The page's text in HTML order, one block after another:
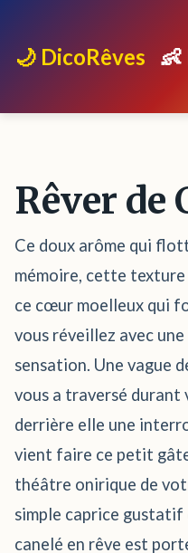
🌙 DicoRêves 👶
Rêver de
Ce doux arôme qui
mémoire, cette
ce cœur moelleux qui
vous réveillez avec
sensation. Une vague
vous a traversé durant
derrière elle une
vient faire ce petit
théâtre onirique de
simple caprice
canelé en rêve est